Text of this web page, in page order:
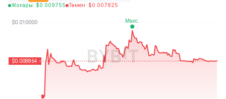
Жоғары: $0.009755 Төмен: $0.007825